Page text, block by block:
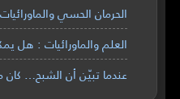
الحرمان الحسي والماورائيات
العلم والماورائيات : هل
عندما تبيّن أن الشبح…